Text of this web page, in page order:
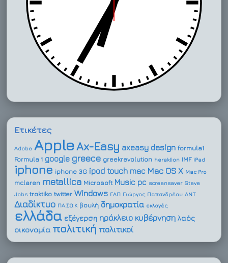
Ετικέτες
Adobe AppleAx-Easy axeasy design formula1
Formula 1 google greece greekrevolution heraklion IMF iPad
iphone iphone 3G ipod touch mac Mac OS X Mac Pro
mclaren metallica Microsoft Music pc screensaver Steve
Jobs troktiko twitter Windows ΓΑΠ Γιώργος Παπανδρέου ΔΝΤ
Διαδίκτυο ΠΑ.ΣΟ.Κ βουλή δημοκρατία εκλογές
ελλάδα εξέγερση ηράκλειο κυβέρνηση λαός
οικονομία πολιτική πολιτικοί